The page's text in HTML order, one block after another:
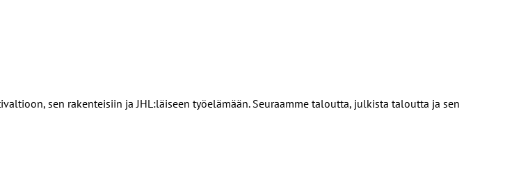
sen rakenteisiin ja JHL:läiseen työelämään. Seuraamme taloutta, julkista taloutta ja sen